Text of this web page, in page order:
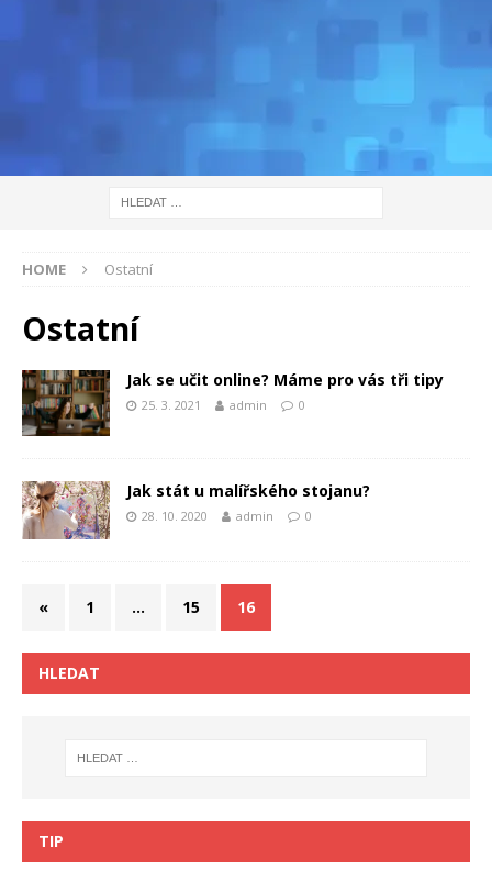
HOME Ostatní
Ostatní
Jak se učit online? Máme pro vás tři tipy
25. 3. 2021 admin 0
Jak stát u malířského stojanu?
28. 10. 2020 admin 0
« 1 … 15 16
HLEDAT
TIP